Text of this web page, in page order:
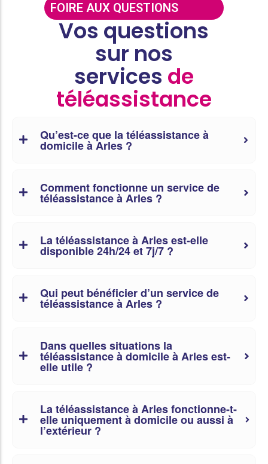
FOIRE AUX QUESTIONS
Vos questions
sur nos
services de
téléassistance
Qu’est-ce que la téléassistance à
domicile à Arles ?
Comment fonctionne un service de
téléassistance à Arles ?
La téléassistance à Arles est-elle
disponible 24h/24 et 7j/7 ?
Qui peut bénéficier d’un service de
téléassistance à Arles ?
Dans quelles situations la
téléassistance à domicile à Arles est-
elle utile ?
La téléassistance à Arles fonctionne-t-
elle uniquement à domicile ou aussi à
l’extérieur ?